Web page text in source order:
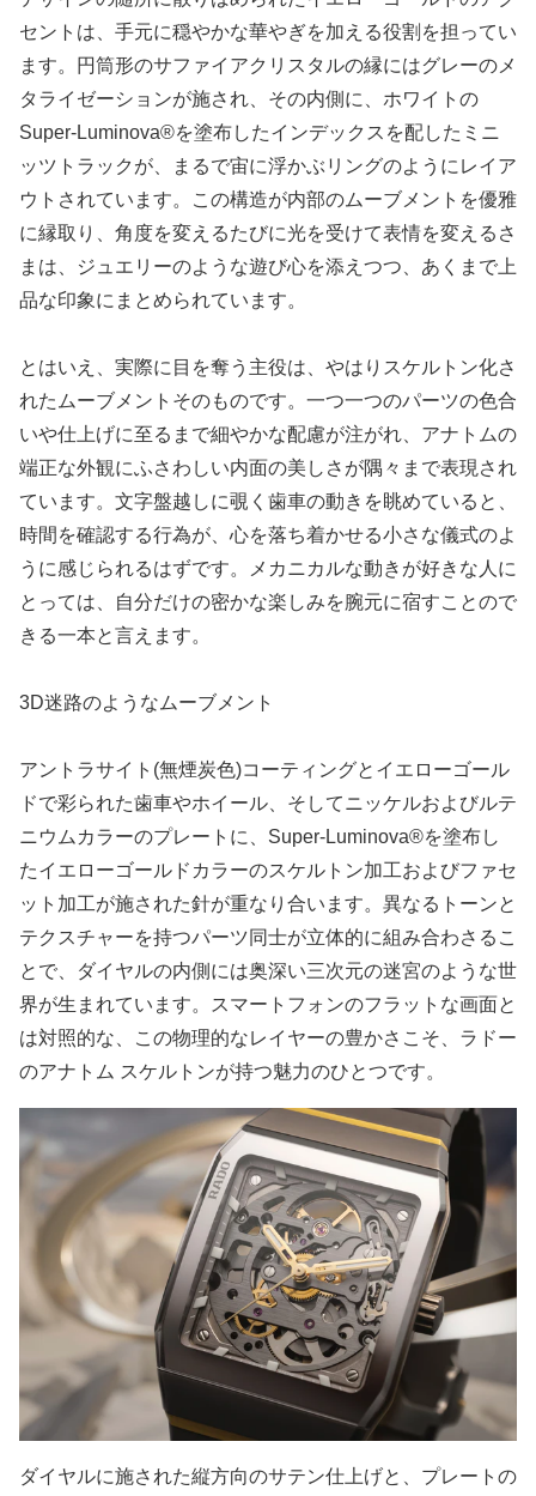
セントは、手元に穏やかな華やぎを加える役割を担ってい
ます。円筒形のサファイアクリスタルの縁にはグレーのメ
タライゼーションが施され、その内側に、ホワイトの
Super-Luminova®を塗布したインデックスを配したミニ
ッツトラックが、まるで宙に浮かぶリングのようにレイア
ウトされています。この構造が内部のムーブメントを優雅
に縁取り、角度を変えるたびに光を受けて表情を変えるさ
まは、ジュエリーのような遊び心を添えつつ、あくまで上
品な印象にまとめられています。
とはいえ、実際に目を奪う主役は、やはりスケルトン化さ
れたムーブメントそのものです。一つ一つのパーツの色合
いや仕上げに至るまで細やかな配慮が注がれ、アナトムの
端正な外観にふさわしい内面の美しさが隅々まで表現され
ています。文字盤越しに覗く歯車の動きを眺めていると、
時間を確認する行為が、心を落ち着かせる小さな儀式のよ
うに感じられるはずです。メカニカルな動きが好きな人に
とっては、自分だけの密かな楽しみを腕元に宿すことので
きる一本と言えます。
3D迷路のようなムーブメント
アントラサイト(無煙炭色)コーティングとイエローゴール
ドで彩られた歯車やホイール、そしてニッケルおよびルテ
ニウムカラーのプレートに、Super-Luminova®を塗布し
たイエローゴールドカラーのスケルトン加工およびファセ
ット加工が施された針が重なり合います。異なるトーンと
テクスチャーを持つパーツ同士が立体的に組み合わさるこ
とで、ダイヤルの内側には奥深い三次元の迷宮のような世
界が生まれています。スマートフォンのフラットな画面と
は対照的な、この物理的なレイヤーの豊かさこそ、ラドー
のアナトム スケルトンが持つ魅力のひとつです。
ダイヤルに施された縦方向のサテン仕上げと、プレートの